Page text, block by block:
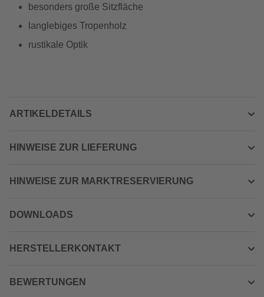
besonders große Sitzfläche
langlebiges Tropenholz
rustikale Optik
ARTIKELDETAILS
HINWEISE ZUR LIEFERUNG
HINWEISE ZUR MARKTRESERVIERUNG
DOWNLOADS
HERSTELLERKONTAKT
BEWERTUNGEN